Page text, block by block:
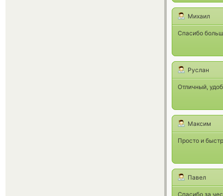
Михаил
Спасибо
Руслан
Отличный,
Максим
Просто и
Павел
Спасибо за